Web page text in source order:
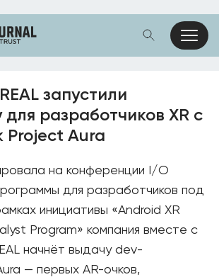
запустили
разработчиков XR с
Project Aura
на конференции I/O
для разработчиков под
инициативы «Android XR
Program» компания вместе с
начнёт выдачу dev-
— первых AR-очков,